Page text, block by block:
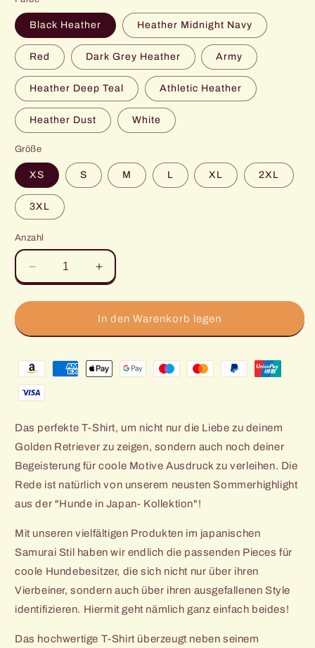
Black Heather Heather Midnight Navy
Red Dark Grey Heather Army
Heather Deep Teal Athletic Heather
Heather Dust White
Größe
XS S M L XL 2XL
3XL
Anzahl
Verringere
die
Menge
Monku
-
Unisex
Shirt
Erhöhe
die
Menge
für
Monku
-
Shirt
In den Warenkorb legen
Zahlungsmethoden
Das perfekte T-Shirt, um nicht nur die Liebe zu deinem
Golden Retriever zu zeigen, sondern auch noch deiner
Begeisterung für coole Motive Ausdruck zu verleihen. Die
Rede ist natürlich von unserem neusten Sommerhighlight
aus der "Hunde in Japan- Kollektion"!
Mit unseren vielfältigen Produkten im japanischen
Samurai Stil haben wir endlich die passenden Pieces für
coole Hundebesitzer, die sich nicht nur über ihren
Vierbeiner, sondern auch über ihren ausgefallenen Style
identifizieren. Hiermit geht nämlich ganz einfach beides!
Das hochwertige T-Shirt überzeugt neben seinem